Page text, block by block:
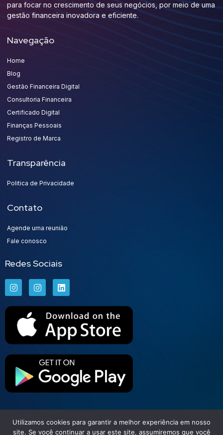
para focar no crescimento de seus negócios, por meio de uma
gestão financeira inovadora e eficiente.
Navegação
Home
Blog
Gestão Financeira Digital
Consultoria Financeira
Certificado Digital
Finanças Pessoais
Registro de Marca
Transparência
Politica de Privacidade
Contato
Agende uma reunião
Fale conosco
Redes Sociais
Set Free | Soluções Financeiras
Utilizamos cookies para garantir a melhor experiência em nosso
site. Se você continuar a usar este site, assumiremos que você